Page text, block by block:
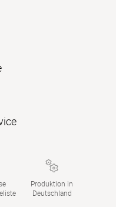
Produktion in
Deutschland